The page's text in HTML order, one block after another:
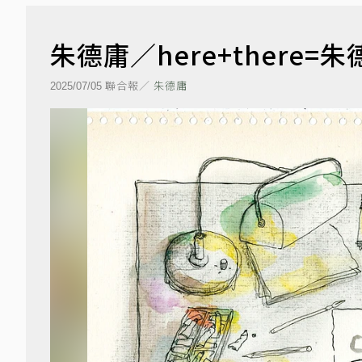
朱德庸／here+there=朱
2025/07/05 聯合報／ 朱德庸